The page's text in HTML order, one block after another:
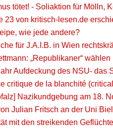
tötet! - Soliaktion für Mölln,
23 von kritisch-lesen.de
wie jede andere?
für J.A.I.B. in Wien
„Republikaner“
Aufdeckung des NSU- das
critique de la blanchité
Nazikundgebung am 18.
Julian Fritsch an der Uni
mit den streikenden